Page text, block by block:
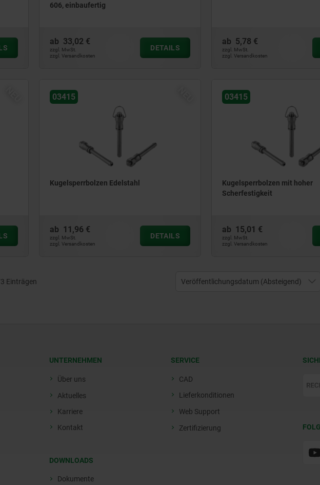
606, einbaufertig
ab 33,02 €
zzgl. MwSt.
zzgl. Versandkosten
DETAILS
ab 5,78 €
zzgl. MwSt.
zzgl. Versandkosten
03415
Kugelsperrbolzen Edelstahl
ab 11,96 €
zzgl. MwSt.
zzgl. Versandkosten
DETAILS
03415
Kugelsperrbolzen mit hoher
Scherfestigkeit
ab 15,01 €
zzgl. MwSt.
zzgl. Versandkosten
Einträgen
UNTERNEHMEN
Über uns
Aktuelles
Karriere
Kontakt
DOWNLOADS
Dokumente
SERVICE
CAD
Lieferkonditionen
Web Support
Zertifizierung